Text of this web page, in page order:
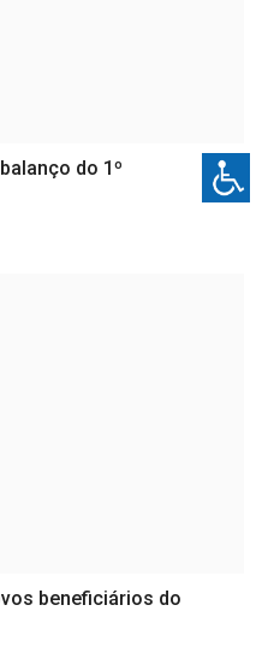
do 1º
beneficiários do